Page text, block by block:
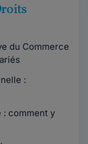
du Commerce
:
comment y